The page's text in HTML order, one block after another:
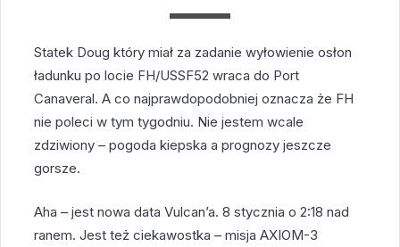
Statek Doug który miał za zadanie wyłowienie osłon
ładunku po locie FH/USSF52 wraca do Port
Canaveral. A co najprawdopodobniej oznacza że FH
nie poleci w tym tygodniu. Nie jestem wcale
zdziwiony – pogoda kiepska a prognozy jeszcze
gorsze.
Aha – jest nowa data Vulcan’a. 8 stycznia o 2:18 nad
ranem. Jest też ciekawostka – misja AXIOM-3